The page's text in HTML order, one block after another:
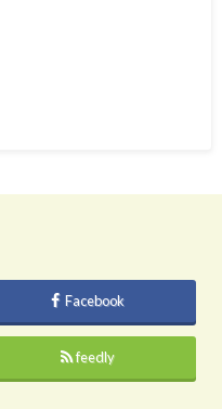
Facebook
feedly